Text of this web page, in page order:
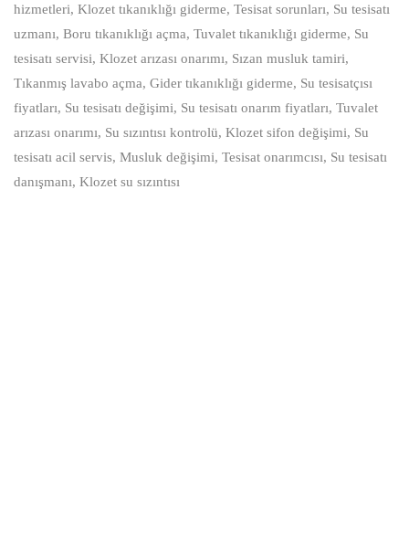
hizmetleri, Klozet tıkanıklığı giderme, Tesisat sorunları, Su tesisatı
uzmanı, Boru tıkanıklığı açma, Tuvalet tıkanıklığı giderme, Su
tesisatı servisi, Klozet arızası onarımı, Sızan musluk tamiri,
Tıkanmış lavabo açma, Gider tıkanıklığı giderme, Su tesisatçısı
fiyatları, Su tesisatı değişimi, Su tesisatı onarım fiyatları, Tuvalet
arızası onarımı, Su sızıntısı kontrolü, Klozet sifon değişimi, Su
tesisatı acil servis, Musluk değişimi, Tesisat onarımcısı, Su tesisatı
danışmanı, Klozet su sızıntısı